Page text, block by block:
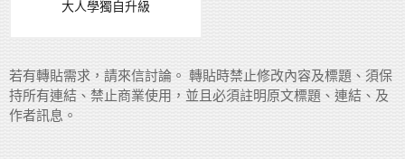
大人學獨自升級
若有轉貼需求，請來信討論。 轉貼時禁止修改內容及標題、須保
持所有連結、禁止商業使用，並且必須註明原文標題、連結、及
作者訊息。